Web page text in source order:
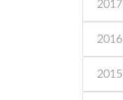
2017
2016
2015